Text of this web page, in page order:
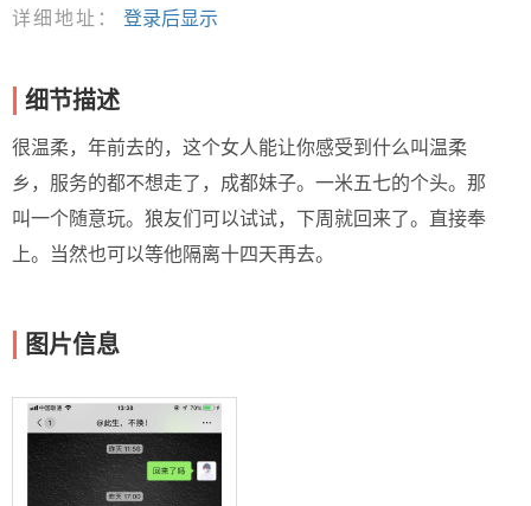
详细地址：
登录后显示
细节描述
很温柔，年前去的，这个女人能让你感受到什么叫温柔
乡，服务的都不想走了，成都妹子。一米五七的个头。那
叫一个随意玩。狼友们可以试试，下周就回来了。直接奉
上。当然也可以等他隔离十四天再去。
图片信息